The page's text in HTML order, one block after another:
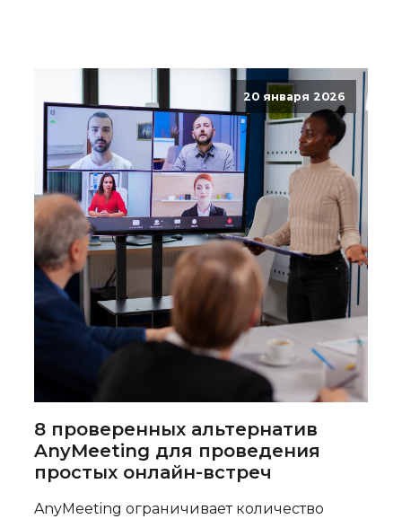
20 января 2026
8 проверенных альтернатив
AnyMeeting для проведения
простых онлайн-встреч
AnyMeeting ограничивает количество